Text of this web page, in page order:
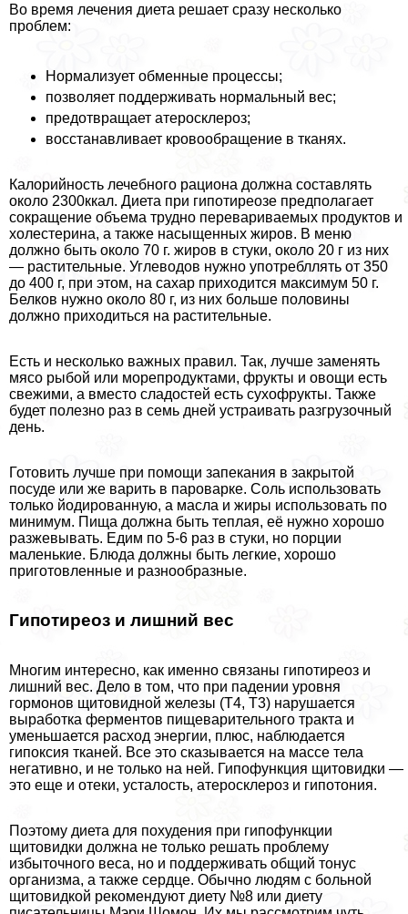
Во время лечения диета решает сразу несколько
проблем:
Нормализует обменные процессы;
позволяет поддерживать нормальный вес;
предотвращает атеросклероз;
восстанавливает кровообращение в тканях.
Калорийность лечебного рациона должна составлять
около 2300ккал. Диета при гипотиреозе предполагает
сокращение объема трудно перевариваемых продуктов и
холестерина, а также насыщенных жиров. В меню
должно быть около 70 г. жиров в стуки, около 20 г из них
— растительные. Углеводов нужно употрeбллять от 350
до 400 г, при этом, на сахар приходится максимум 50 г.
Белков нужно около 80 г, из них больше половины
должно приходиться на растительные.
Есть и несколько важных правил. Так, лучше заменять
мясо рыбой или морепродуктами, фрукты и овощи есть
свежими, а вместо сладостей есть сухофрукты. Также
будет полезно раз в семь дней устраивать разгрузочный
день.
Готовить лучше при помощи запекания в закрытой
посуде или же варить в пароварке. Соль использовать
только йодированную, а масла и жиры использовать по
минимум. Пища должна быть теплая, её нужно хорошо
разжевывать. Едим по 5-6 раз в стуки, но порции
маленькие. Блюда должны быть легкие, хорошо
приготовленные и разнообразные.
Гипотиреоз и лишний вес
Многим интересно, как именно связаны гипотиреоз и
лишний вес. Дело в том, что при падении уровня
гормонов щитовидной железы (Т4, Т3) нарушается
выработка ферментов пищеварительного тpaкта и
уменьшается расход энергии, плюс, наблюдается
гипоксия тканей. Все это сказывается на массе тела
негативно, и не только на ней. Гипофункция щитовидки —
это еще и отеки, усталость, атеросклероз и гипотония.
Поэтому диета для похудения при гипофункции
щитовидки должна не только решать проблему
избыточного веса, но и поддерживать общий тонус
организма, а также сердце. Обычно людям с больной
щитовидкой рекомендуют диету №8 или диету